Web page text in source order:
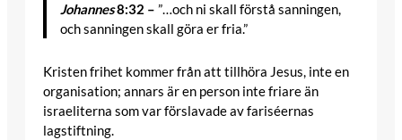
Johannes8:32 – ”…och ni skall förstå sanningen,
och sanningen skall göra er fria.”
Kristen frihet kommer från att tillhöra Jesus, inte en
organisation; annars är en person inte friare än
israeliterna som var förslavade av fariséernas
lagstiftning.